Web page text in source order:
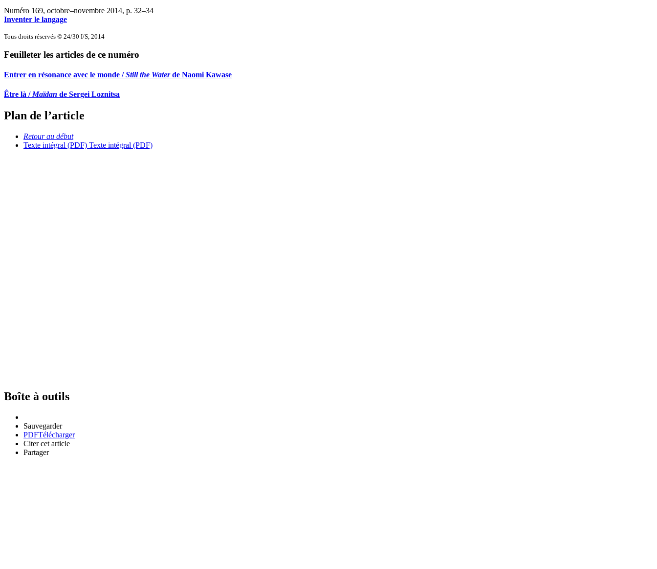
Numéro 169, octobre–novembre 2014, p. 32–34
Inventer le langage
Tous droits réservés © 24/30 I/S, 2014
Feuilleter les articles de ce numéro
Entrer en résonance avec le monde /Still the Waterde Naomi Kawase
Être là / Maïdan de Sergei Loznitsa
Plan de l’article
Retour au début
Texte intégral (PDF) Texte intégral (PDF)
Boîte à outils
Sauvegarder
PDFTélécharger
Citer cet article
Partager